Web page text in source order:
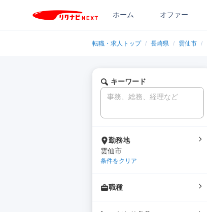
ホーム オファー
転職・求人トップ / 長崎県 / 雲仙市 /
キーワード
勤務地
雲仙市
条件をクリア
職種